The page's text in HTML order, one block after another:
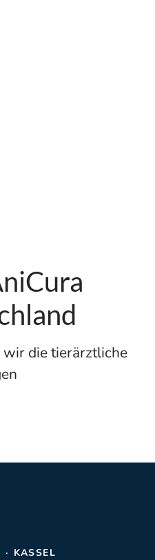
wir die tierärztliche
· KASSEL